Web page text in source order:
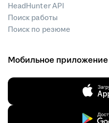
HeadHunter API
Поиск работы
Поиск по резюме
Мобильное приложение